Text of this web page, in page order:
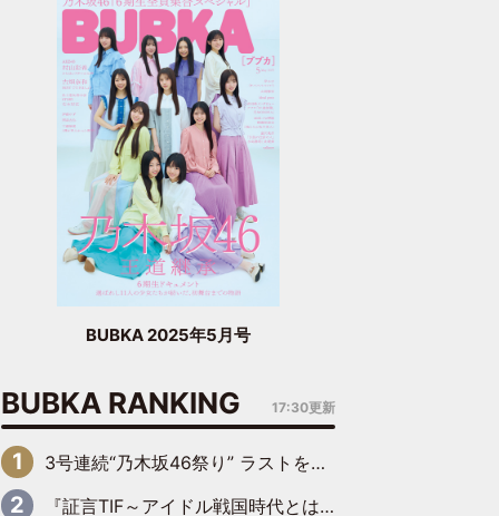
BUBKA 2025年5月号
BUBKA RANKING 17:30更新
3号連続“乃木坂46祭り” ラストを飾るのは賀喜遥香…5年ぶりの登場に「5年分大人になった私を見ていただけたら」
『証言TIF～アイドル戦国時代とはなんだったのか～』第6回：でんぱ組.inc・古川未鈴×相沢梨紗「『ハロプロやりたかったな』って言ったら、夢眠ねむさんに『てめえはでんぱ組．incなんだよ！』って肩パンされて(笑)」